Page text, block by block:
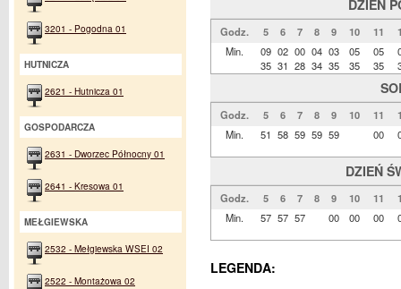
DZIEŃ
Godz. 5 6 7 8 9 10 11
Min.
09
35
02
31
00
28
04
34
03
35
05
35
05
35
Godz. 5 6 7 8 9 10 11
Min.
51 58 59 59 59 00
DZIEŃ
Godz. 5 6 7 8 9 10 11
Min.
57 57 57 00 00 00
LEGENDA:
3201 - Pogodna 01
HUTNICZA
2621 - Hutnicza 01
GOSPODARCZA
2631 - Dworzec Północny 01
2641 - Kresowa 01
MEŁGIEWSKA
2532 - Mełgiewska WSEI 02
2522 - Montażowa 02